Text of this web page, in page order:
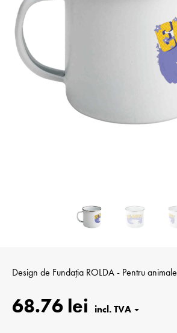
Design de Fundația ROLDA - Pentru animale
68.76 lei